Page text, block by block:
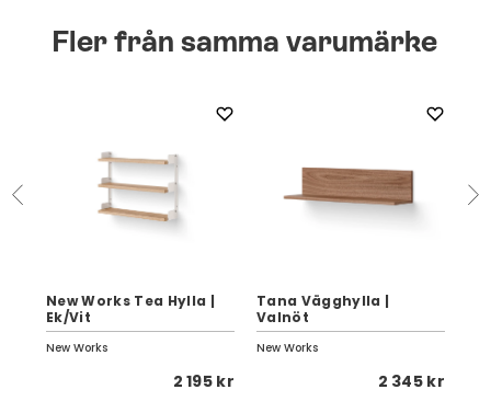
Fler från samma varumärke
New Works Tea Hylla |
Ek/Vit
New Works
2 195 kr
Tana Vägghylla |
Valnöt
New Works
2 345 kr